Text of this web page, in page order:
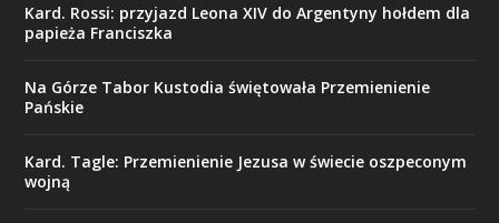
Kard. Rossi: przyjazd Leona XIV do Argentyny hołdem dla
papieża Franciszka
Na Górze Tabor Kustodia świętowała Przemienienie
Pańskie
Kard. Tagle: Przemienienie Jezusa w świecie oszpeconym
wojną